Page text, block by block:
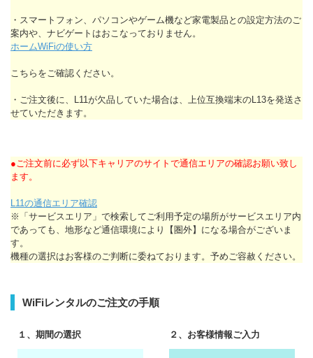
・スマートフォン、パソコンやゲーム機など家電製品との設定方法のご
案内や、ナビゲートはおこなっておりません。
ホームWiFiの使い方
こちらをご確認ください。
・ご注文後に、L11が欠品していた場合は、上位互換端末のL13を発送さ
せていただきます。
●ご注文前に必ず以下キャリアのサイトで通信エリアの確認お願い致し
ます。
L11の通信エリア確認
※「サービスエリア」で検索してご利用予定の場所がサービスエリア内
であっても、地形など通信環境により【圏外】になる場合がございま
す。
機種の選択はお客様のご判断に委ねております。予めご容赦ください。
WiFiレンタルのご注文の手順
１、期間の選択 ２、お客様情報ご入力